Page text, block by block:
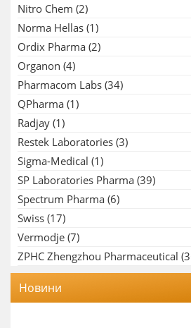
Nitro Chem (2)
Norma Hellas (1)
Ordix Pharma (2)
Organon (4)
Pharmacom Labs (34)
QPharma (1)
Radjay (1)
Restek Laboratories (3)
Sigma-Medical (1)
SP Laboratories Pharma (39)
Spectrum Pharma (6)
Swiss (17)
Vermodje (7)
ZPHC Zhengzhou Pharmaceutical
Новини